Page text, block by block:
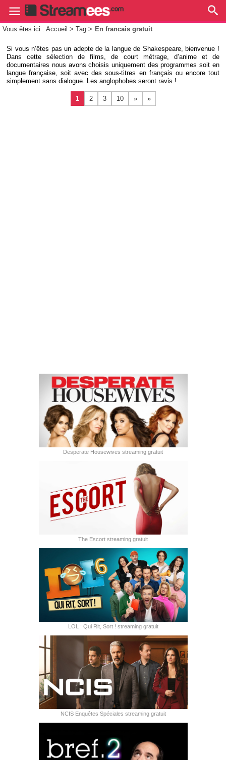
Vous êtes ici : Accueil > Tag > En francais gratuit
Si vous n’êtes pas un adepte de la langue de Shakespeare, bienvenue !
Dans cette sélection de films, de court métrage, d’anime et de
documentaires nous avons choisis uniquement des programmes soit en
langue française, soit avec des sous-titres en français ou encore tout
simplement sans dialogue. Les anglophobes seront ravis !
1 2 3 10 » »
Desperate Housewives streaming gratuit
The Escort streaming gratuit
LOL : Qui Rit, Sort ! streaming gratuit
NCIS Enquêtes Spéciales streaming gratuit